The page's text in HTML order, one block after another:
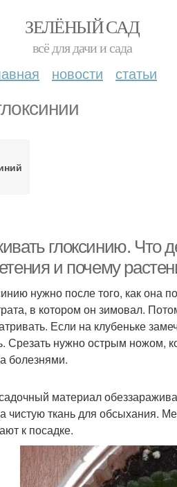
ЗЕЛЁНЫЙ САД
всё для дачи и сада
новости статьи
глоксинию. Что
и почему
нужно после того, как она
в котором он зимовал.
Если на клубеньке
Срезать нужно острым ножом,
болезнями.
материал
чистую ткань для обсыхания.
к посадке.